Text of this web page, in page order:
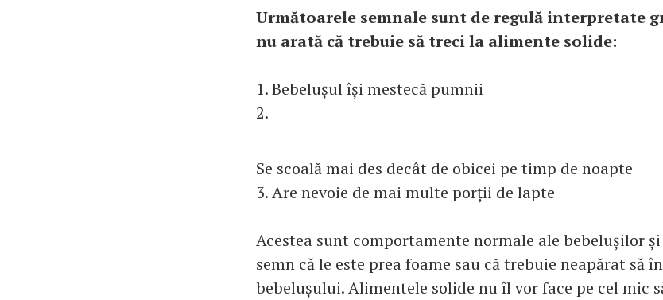
Următoarele semnale sunt de regulă interpretate
nu arată că trebuie să treci la alimente solide:
1. Bebelușul își mestecă pumnii
2.
Se scoală mai des decât de obicei pe timp de noapte
3. Are nevoie de mai multe porții de lapte
Acestea sunt comportamente normale ale bebelușilor
semn că le este prea foame sau că trebuie neapărat să
bebelușului. Alimentele solide nu îl vor face pe cel mic